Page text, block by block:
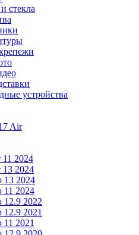
стекла
устройства
Air
2024
2024
13 2024
11 2024
12.9 2022
12.9 2021
2021